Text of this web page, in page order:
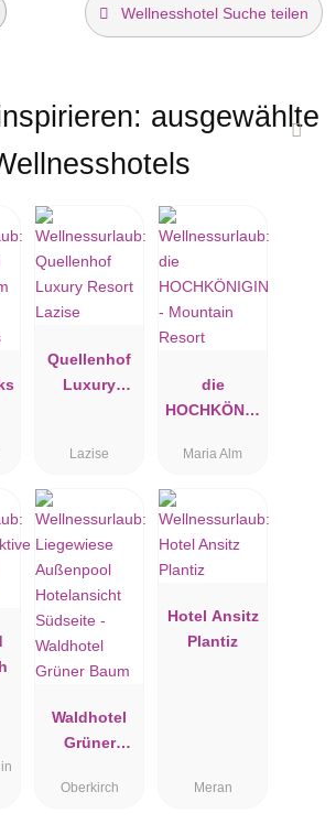
Wellnesshotel Suche teilen
ausgewählte
Quellenhof
Luxury
Lazise
die
HOCHKÖNIG
Mountain
Maria Alm
Waldhotel
Grüner
Oberkirch
Hotel Ansitz
Plantiz
Meran